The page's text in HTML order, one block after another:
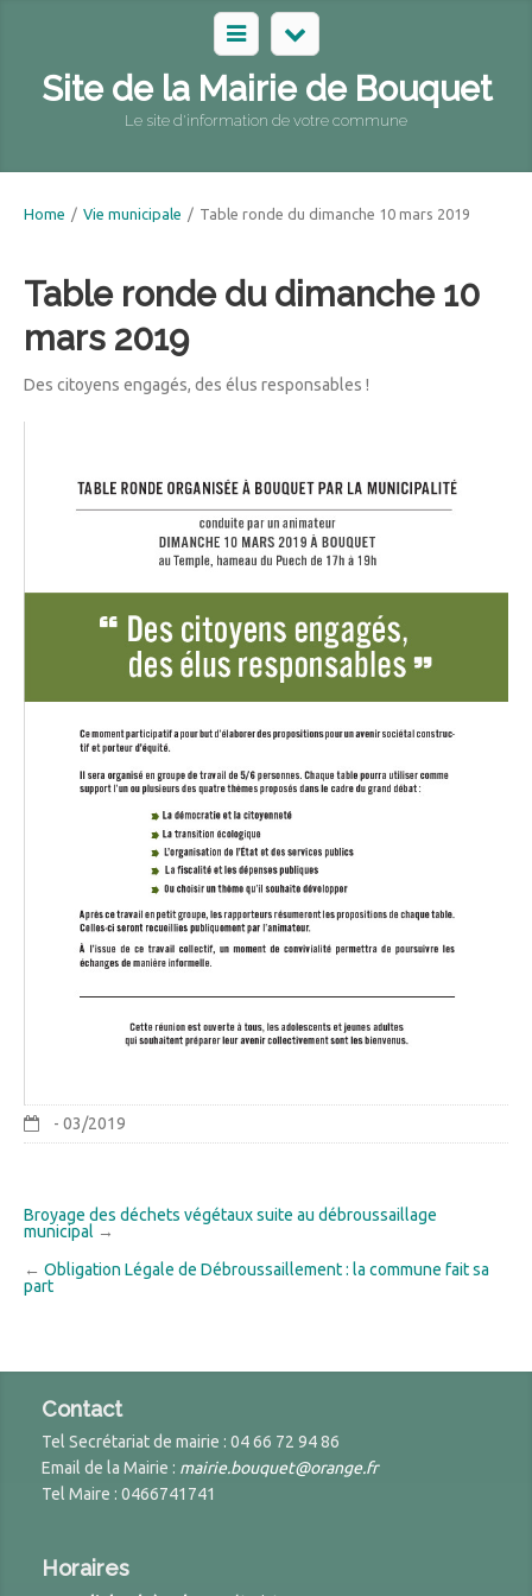
Site de la Mairie de Bouquet
Le site d'information de votre commune
Home / Vie municipale / Table ronde du dimanche 10 mars 2019
Table ronde du dimanche 10
mars 2019
Des citoyens engagés, des élus responsables !
- 03/2019
Broyage des déchets végétaux suite au débroussaillage
municipal →
← Obligation Légale de Débroussaillement : la commune fait sa
part
Contact
Tel Secrétariat de mairie : 04 66 72 94 86
Email de la Mairie : mairie.bouquet@orange.fr
Tel Maire : 0466741741
Horaires